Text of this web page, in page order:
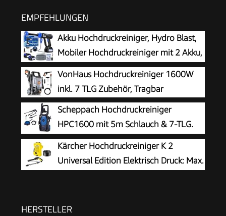
EMPFEHLUNGEN
Akku Hochdruckreiniger, Hydro Blast,
Mobiler Hochdruckreiniger mit 2 Akku,
Akku Druckreiniger für die Balkon- und
Autowäsche, Hochdruckreiniger Akku mit 6-in-1
Multifunktionsdüse
VonHaus Hochdruckreiniger 1600W
inkl. 7 TLG Zubehör, Tragbar
Scheppach Hochdruckreiniger
HPC1600 mit 5m Schlauch & 7-TLG.
Zubehör | 135bar Maximaldruck |
1600W Leistung | 420 L/h Durchflussmenge |
Aluminiumpumpe, Selbstansaugfunktion &
Kärcher Hochdruckreiniger K 2
Universal Edition Elektrisch Druck: Max.
38 kg Hochdruckschlauch und -Pistole
HERSTELLER